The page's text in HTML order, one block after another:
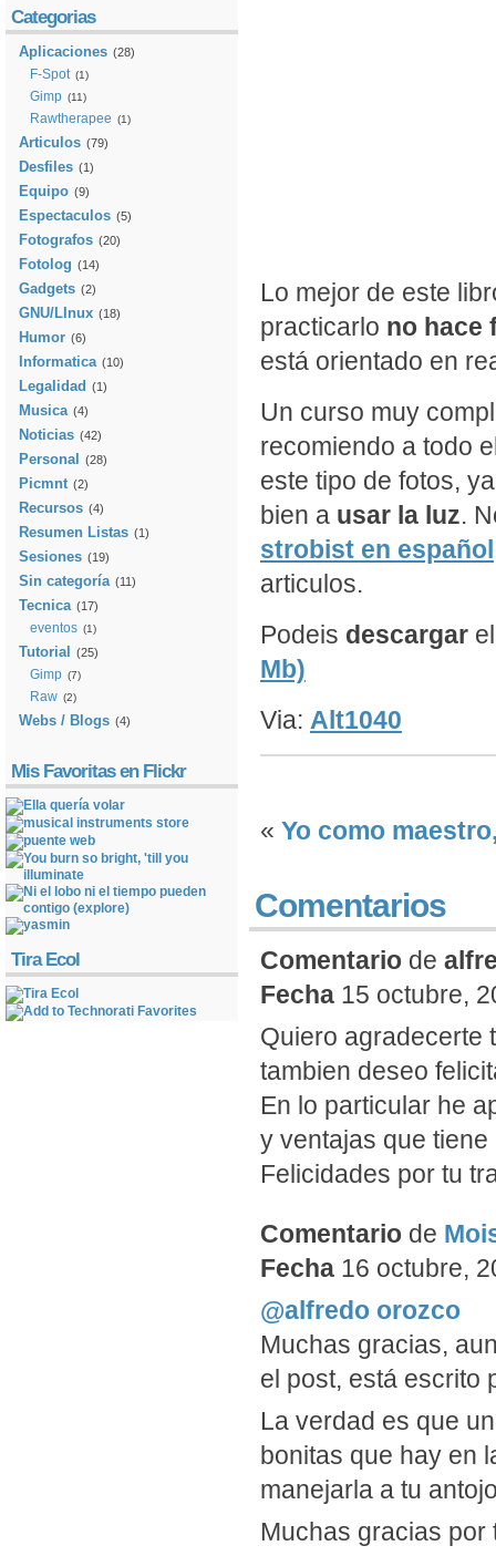
Lo mejor de este
practicarlo no hace
está orientado en
Un curso muy
recomiendo a todo
este tipo de fotos,
bien a usar la luz.
strobist en español
articulos.
Podeis descargar
Mb)
Via: Alt1040
« Yo como
Comentarios
Comentario de
Fecha 15 octubre,
Quiero agradecerte
tambien deseo
En lo particular he
y ventajas que tiene
Felicidades por tu
Comentario de
Fecha 16 octubre,
@alfredo orozco
Muchas gracias,
el post, está escrito
La verdad es que
bonitas que hay en
manejarla a tu
Muchas gracias por
Categorias
Aplicaciones (28)
F-Spot (1)
Gimp (11)
Rawtherapee (1)
Articulos (79)
Desfiles (1)
Equipo (9)
Espectaculos (5)
Fotografos (20)
Fotolog (14)
Gadgets (2)
GNU/LInux (18)
Humor (6)
Informatica (10)
Legalidad (1)
Musica (4)
Noticias (42)
Personal (28)
Picmnt (2)
Recursos (4)
Resumen Listas (1)
Sesiones (19)
Sin categoría (11)
Tecnica (17)
eventos (1)
Tutorial (25)
Gimp (7)
Raw (2)
Webs / Blogs (4)
Mis Favoritas en Flickr
Tira Ecol